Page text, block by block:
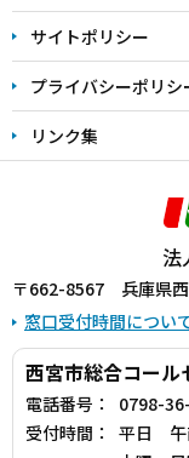
サイトポリシー
プライバシーポリシ
リンク集
法
〒662-8567 兵庫県西
窓口受付時間につい
西宮市総合コール
電話番号：
0798-
受付時間：
平日 午